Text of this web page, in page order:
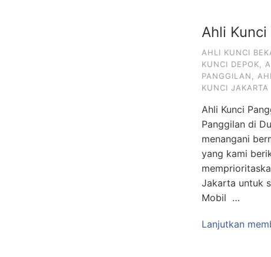
Ahli
AHLI KUNCI
KUNCI DEPOK
PANGGILAN
KUNCI JAKARTA
Ahli Kunci
Panggilan di
menangani
yang kami
Jakarta untuk
Mobil …
Lanjutkan